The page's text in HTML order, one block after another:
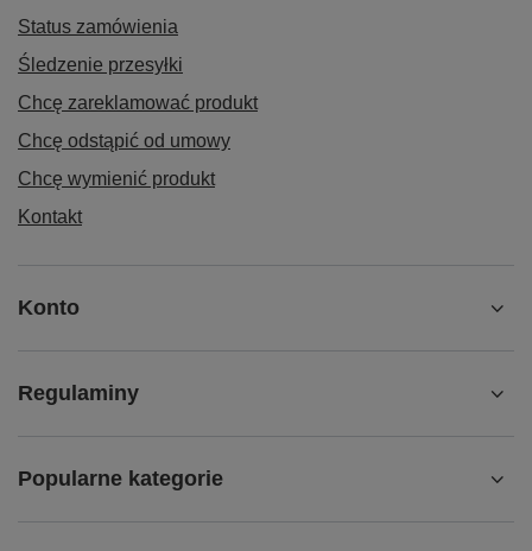
Status zamówienia
Śledzenie przesyłki
Chcę zareklamować produkt
Chcę odstąpić od umowy
Chcę wymienić produkt
Kontakt
Konto
Regulaminy
Popularne kategorie